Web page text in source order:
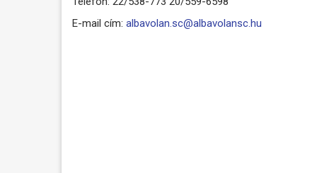
E-mail cím: albavolan.sc@albavolansc.hu